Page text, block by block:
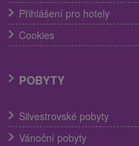
Přihlášení pro hotely
Cookies
POBYTY
Silvestrovské pobyty
Vánoční pobyty